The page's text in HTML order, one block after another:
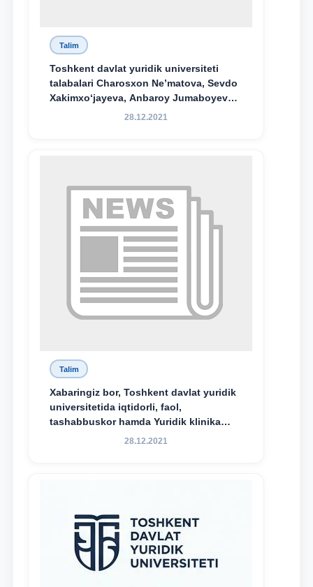
Talim
Toshkent davlat yuridik universiteti
talabalari Charosxon Ne’matova, Sevdo
Xakimxo‘jayeva, Anbaroy Jumaboyeva
hamda TDYU qoshidagi M.S.Vosiqova
bo‘ldi.
28.12.2021
Talim
Xabaringiz bor, Toshkent davlat yuridik
universitetida iqtidorli, faol,
tashabbuskor hamda Yuridik klinika
faoliyatida o‘z bilim va ko‘nikmalarini
28.12.2021